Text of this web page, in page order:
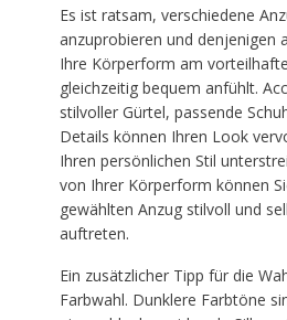
Es ist ratsam, verschiedene
anzuprobieren und denjenigen
Ihre Körperform am
gleichzeitig bequem anfühlt.
stilvoller Gürtel, passende
Details können Ihren Look
Ihren persönlichen Stil
von Ihrer Körperform können
gewählten Anzug stilvoll und
auftreten.
Ein zusätzlicher Tipp für die
Farbwahl. Dunklere Farbtöne